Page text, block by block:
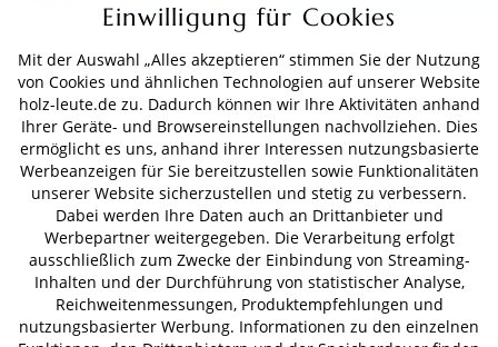
ZAHLUNGSARTEN
VERSAND
AGB Datenschutz
Impressum
© 2026 HOLZ-LEUTE
* Alle Preise inkl. gesetzl. Mehrwertsteuer zzgl.Versandkosten.
Einwilligung für Cookies
Mit der Auswahl „Alles akzeptieren“ stimmen Sie der Nutzung
von Cookies und ähnlichen Technologien auf unserer Website
holz-leute.de zu. Dadurch können wir Ihre Aktivitäten anhand
Ihrer Geräte- und Browsereinstellungen nachvollziehen. Dies
ermöglicht es uns, anhand ihrer Interessen nutzungsbasierte
Werbeanzeigen für Sie bereitzustellen sowie Funktionalitäten
unserer Website sicherzustellen und stetig zu verbessern.
Dabei werden Ihre Daten auch an Drittanbieter und
Werbepartner weitergegeben. Die Verarbeitung erfolgt
ausschließlich zum Zwecke der Einbindung von Streaming-
Inhalten und der Durchführung von statistischer Analyse,
Reichweitenmessungen, Produktempfehlungen und
nutzungsbasierter Werbung. Informationen zu den einzelnen